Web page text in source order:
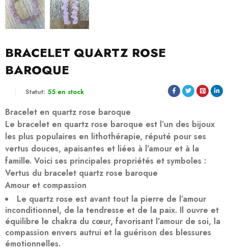
BRACELET QUARTZ ROSE
BAROQUE
Statut: 55 en stock
Bracelet en quartz rose baroque
Le bracelet en quartz rose baroque est l’un des bijoux
les plus populaires en lithothérapie, réputé pour ses
vertus douces, apaisantes et liées à l’amour et à la
famille. Voici ses principales propriétés et symboles :
Vertus du bracelet quartz rose baroque
Amour et compassion
Le quartz rose est avant tout la pierre de l’amour
inconditionnel, de la tendresse et de la paix. Il ouvre et
équilibre le chakra du cœur, favorisant l’amour de soi, la
compassion envers autrui et la guérison des blessures
émotionnelles.